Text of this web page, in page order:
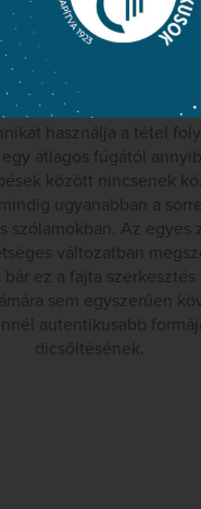
majd a harmadik
meg alapformában és
szavaival – „hatalmas,
benyomását kelti”.
egy sajátos formáját,
használja a tétel
átlagos fúgától
között nincsenek
ugyanabban a
szólamokban. Az egyes
változatban
ez a fajta szerkesztés
sem egyszerűen
autentikusabb
dicsőítésének.